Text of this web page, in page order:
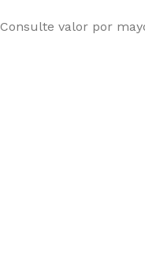
Consulte valor por